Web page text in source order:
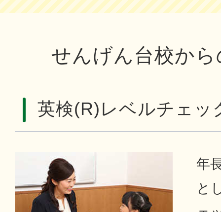
せんげん台校か
英検(R)レベルチェッ
年
と